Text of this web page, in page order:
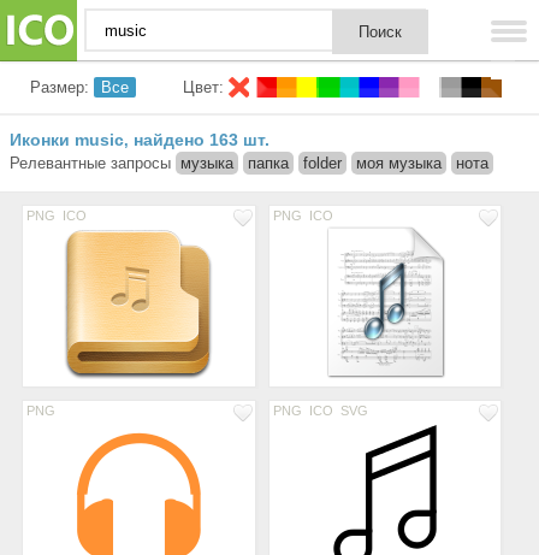
Размер: Все Цвет:
Иконки music, найдено 163 шт.
Релевантные запросы музыка папка folder моя музыка нота
PNG ICO PNG ICO
PNG PNG ICO SVG